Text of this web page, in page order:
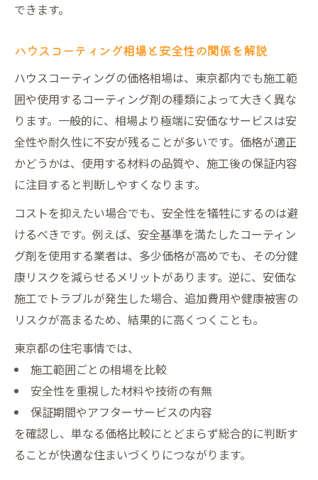
できます。
ハウスコーティング相場と安全性の関係を解説
ハウスコーティングの価格相場は、東京都内でも施工範
囲や使用するコーティング剤の種類によって大きく異な
ります。一般的に、相場より極端に安価なサービスは安
全性や耐久性に不安が残ることが多いです。価格が適正
かどうかは、使用する材料の品質や、施工後の保証内容
に注目すると判断しやすくなります。
コストを抑えたい場合でも、安全性を犠牲にするのは避
けるべきです。例えば、安全基準を満たしたコーティン
グ剤を使用する業者は、多少価格が高めでも、その分健
康リスクを減らせるメリットがあります。逆に、安価な
施工でトラブルが発生した場合、追加費用や健康被害の
リスクが高まるため、結果的に高くつくことも。
東京都の住宅事情では、
施工範囲ごとの相場を比較
安全性を重視した材料や技術の有無
保証期間やアフターサービスの内容
を確認し、単なる価格比較にとどまらず総合的に判断す
ることが快適な住まいづくりにつながります。